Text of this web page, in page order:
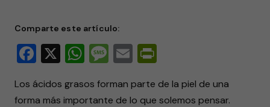
Comparte este artículo:
Facebook
X WhatsApp
Message
Email
Los ácidos grasos forman parte de la piel de una
forma más importante de lo que solemos pensar.